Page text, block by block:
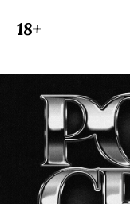
После
в формате